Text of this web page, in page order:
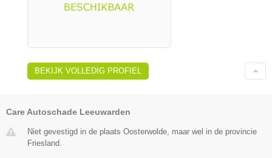
BEKIJK VOLLEDIG PROFIEL
Care Autoschade Leeuwarden
Niet gevestigd in de plaats Oosterwolde, maar wel in de provincie
Friesland.